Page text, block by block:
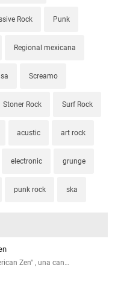
Rock Punk
Regional mexicana
Screamo
Stoner Rock Surf Rock
acustic art rock
electronic grunge
punk rock ska
Zen" , una can…